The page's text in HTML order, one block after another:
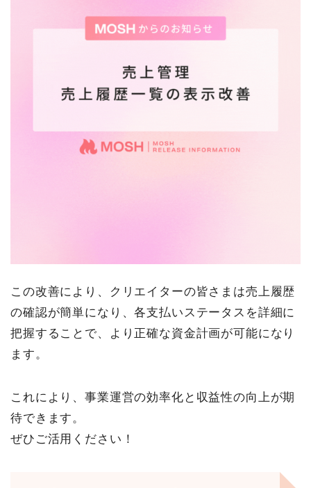
この改善により、クリエイターの皆さまは売上履歴
の確認が簡単になり、各支払いステータスを詳細に
把握することで、より正確な資金計画が可能になり
ます。
これにより、事業運営の効率化と収益性の向上が期
待できます。
ぜひご活用ください！